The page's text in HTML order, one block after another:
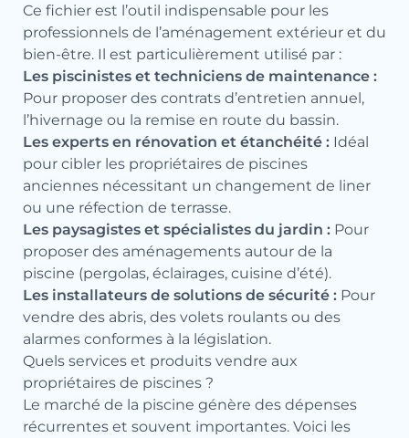
Ce fichier est l’outil indispensable pour les
professionnels de l’aménagement extérieur et du
bien-être. Il est particulièrement utilisé par :
Les piscinistes et techniciens de maintenance :
Pour proposer des contrats d’entretien annuel,
l’hivernage ou la remise en route du bassin.
Les experts en rénovation et étanchéité : Idéal
pour cibler les propriétaires de piscines
anciennes nécessitant un changement de liner
ou une réfection de terrasse.
Les paysagistes et spécialistes du jardin : Pour
proposer des aménagements autour de la
piscine (pergolas, éclairages, cuisine d’été).
Les installateurs de solutions de sécurité : Pour
vendre des abris, des volets roulants ou des
alarmes conformes à la législation.
Quels services et produits vendre aux
propriétaires de piscines ?
Le marché de la piscine génère des dépenses
récurrentes et souvent importantes. Voici les